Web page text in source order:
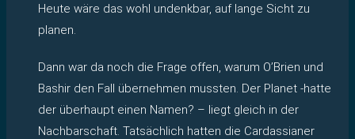
Heute wäre das wohl undenkbar, auf lange Sicht zu
planen.
Dann war da noch die Frage offen, warum O’Brien und
Bashir den Fall übernehmen mussten. Der Planet -hatte
der überhaupt einen Namen? – liegt gleich in der
Nachbarschaft. Tatsächlich hatten die Cardassianer